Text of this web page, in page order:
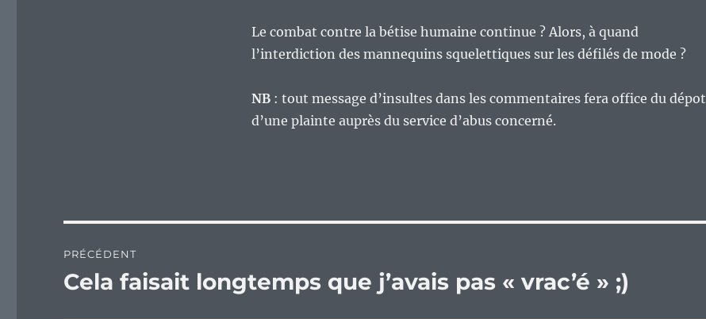
Le combat contre la bétise humaine continue ? Alors, à quand
l’interdiction des mannequins squelettiques sur les défilés de mode ?
NB: tout message d’insultes dans les commentaires fera office du dépot
d’une plainte auprès du service d’abus concerné.
de
PRÉCÉDENT
Publication
Cela faisait longtemps que j’avais pas « vrac’é » ;)